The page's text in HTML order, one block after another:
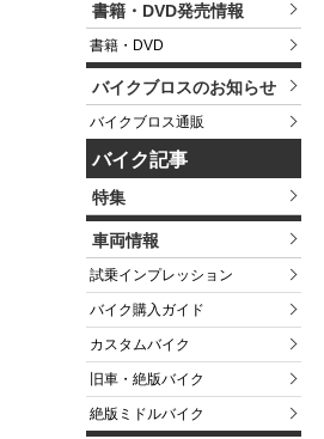
書籍・DVD発売情報
書籍・DVD
バイクブロスのお知らせ
バイクブロス通販
バイク記事
特集
車両情報
試乗インプレッション
バイク購入ガイド
カスタムバイク
旧車・絶版バイク
絶版ミドルバイク